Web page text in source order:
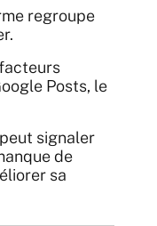
regroupe
Posts, le
signaler
de
sa